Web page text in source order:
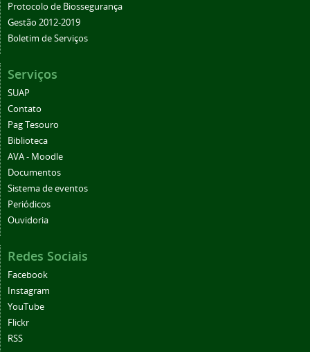
Protocolo de Biossegurança
Gestão 2012-2019
Boletim de Serviços
Serviços
SUAP
Contato
Pag Tesouro
Biblioteca
AVA - Moodle
Documentos
Sistema de eventos
Periódicos
Ouvidoria
Redes Sociais
Facebook
Instagram
YouTube
Flickr
RSS